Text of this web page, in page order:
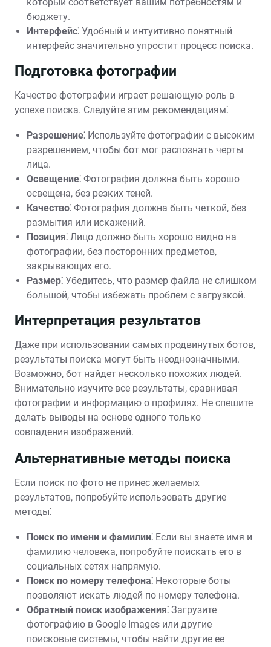
бюджету.
Интерфейс⁚ Удобный и интуитивно понятный
интерфейс значительно упростит процесс поиска.
Подготовка фотографии
Качество фотографии играет решающую роль в
успехе поиска. Следуйте этим рекомендациям⁚
Разрешение⁚ Используйте фотографии с высоким
разрешением, чтобы бот мог распознать черты
лица.
Освещение⁚ Фотография должна быть хорошо
освещена, без резких теней.
Качество⁚ Фотография должна быть четкой, без
размытия или искажений.
Позиция⁚ Лицо должно быть хорошо видно на
фотографии, без посторонних предметов,
закрывающих его.
Размер⁚ Убедитесь, что размер файла не слишком
большой, чтобы избежать проблем с загрузкой.
Интерпретация результатов
Даже при использовании самых продвинутых ботов,
результаты поиска могут быть неоднозначными.
Возможно, бот найдет несколько похожих людей.
Внимательно изучите все результаты, сравнивая
фотографии и информацию о профилях. Не спешите
делать выводы на основе одного только
совпадения изображений.
Альтернативные методы поиска
Если поиск по фото не принес желаемых
результатов, попробуйте использовать другие
методы⁚
Поиск по имени и фамилии⁚ Если вы знаете имя и
фамилию человека, попробуйте поискать его в
социальных сетях напрямую.
Поиск по номеру телефона⁚ Некоторые боты
позволяют искать людей по номеру телефона.
Обратный поиск изображения⁚ Загрузите
фотографию в Google Images или другие
поисковые системы, чтобы найти другие ее